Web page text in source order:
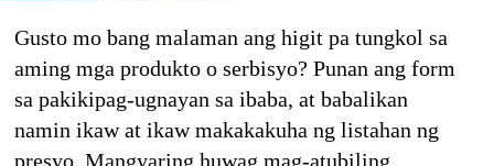
Gusto mo bang malaman ang higit pa tungkol sa
aming mga produkto o serbisyo? Punan ang form
sa pakikipag-ugnayan sa ibaba, at babalikan
namin ikaw at ikaw makakakuha ng listahan ng
presyo. Mangyaring huwag mag-atubiling